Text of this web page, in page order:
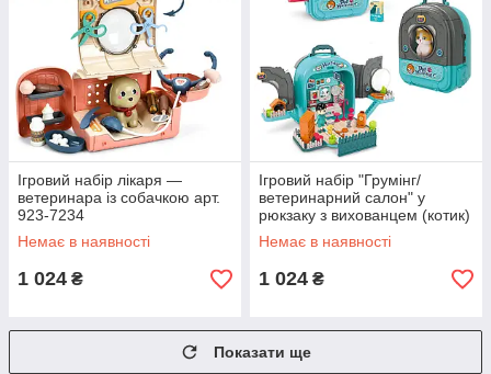
Ігровий набір лікаря —
ветеринара із собачкою арт.
923-7234
Немає в наявності
1 024 ₴
Ігровий набір "Грумінг/
ветеринарний салон" у
рюкзаку з вихованцем (котик)
арт. 008-998-2
Немає в наявності
1 024 ₴
Показати ще